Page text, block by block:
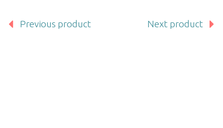
Previous product Next product